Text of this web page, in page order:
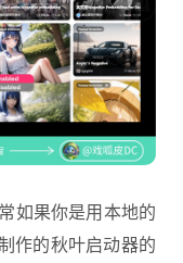
如果你是用本地的
作的秋叶启动器的